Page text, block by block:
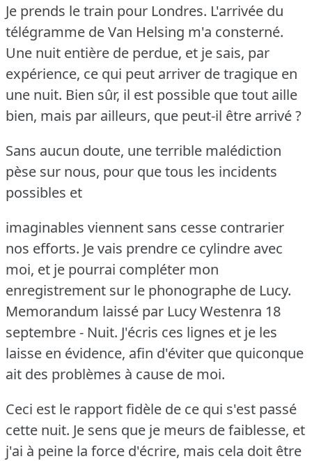
Je prends le train pour Londres. L'arrivée du
télégramme de Van Helsing m'a consterné.
Une nuit entière de perdue, et je sais, par
expérience, ce qui peut arriver de tragique en
une nuit. Bien sûr, il est possible que tout aille
bien, mais par ailleurs, que peut-il être arrivé ?
Sans aucun doute, une terrible malédiction
pèse sur nous, pour que tous les incidents
possibles et
imaginables viennent sans cesse contrarier
nos efforts. Je vais prendre ce cylindre avec
moi, et je pourrai compléter mon
enregistrement sur le phonographe de Lucy.
Memorandum laissé par Lucy Westenra 18
septembre - Nuit. J'écris ces lignes et je les
laisse en évidence, afin d'éviter que quiconque
ait des problèmes à cause de moi.
Ceci est le rapport fidèle de ce qui s'est passé
cette nuit. Je sens que je meurs de faiblesse, et
j'ai à peine la force d'écrire, mais cela doit être